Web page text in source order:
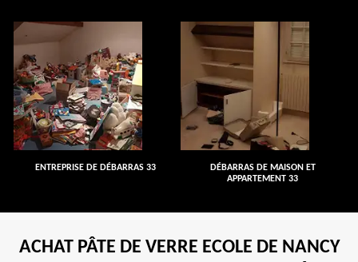
ENTREPRISE DE DÉBARRAS 33
DÉBARRAS DE MAISON ET
APPARTEMENT 33
ACHAT PÂTE DE VERRE ECOLE DE NANCY